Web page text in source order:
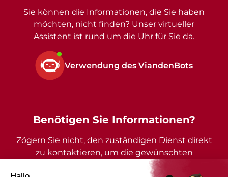
Sie können die Informationen, die Sie haben
möchten, nicht finden? Unser virtueller
Assistent ist rund um die Uhr für Sie da.
Verwendung des ViandenBots
Benötigen Sie Informationen?
Zögern Sie nicht, den zuständigen Dienst direkt
zu kontaktieren, um die gewünschten
Auskünfte zu erhalten.